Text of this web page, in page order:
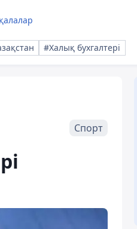
#Халық бухгалтері
Спорт